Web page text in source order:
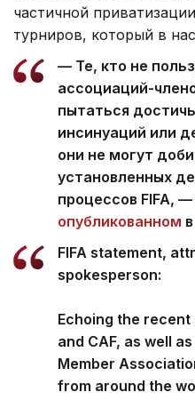
частичной
турниров, который в
— Те, кто не
ассоциаций-
пытаться
инсинуаций или
они не могут
установленных
процессов FIFA, —
опубликованном
FIFA statement,
spokesperson:
Echoing the recent
and CAF, as well
Member
from around the